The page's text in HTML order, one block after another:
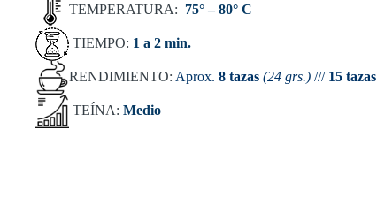
TEMPERATURA: 75° – 80° C
TIEMPO: 1 a 2 min.
RENDIMIENTO: Aprox. 8 tazas (24 grs.) /// 15 tazas
TEÍNA: Medio